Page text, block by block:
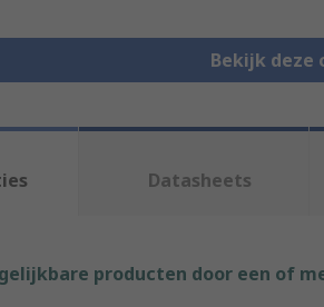
Bekijk deze
Datasheets
producten door een of